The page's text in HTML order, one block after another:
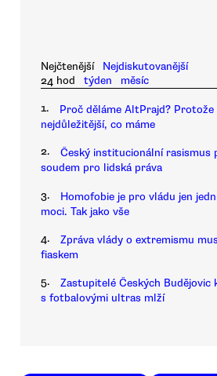
Nejčtenější
Nejdiskutovanější
24 hod
týden měsíc
1.
Proč děláme AltPrajd?
nejdůležitější, co máme
2.
Český institucionální rasismus
soudem pro lidská práva
3.
Homofobie je pro vládu jen
moci. Tak jako vše
4.
Zpráva vlády o extremismu
fiaskem
5.
Zastupitelé Českých Budějovic
s fotbalovými ultras mlží